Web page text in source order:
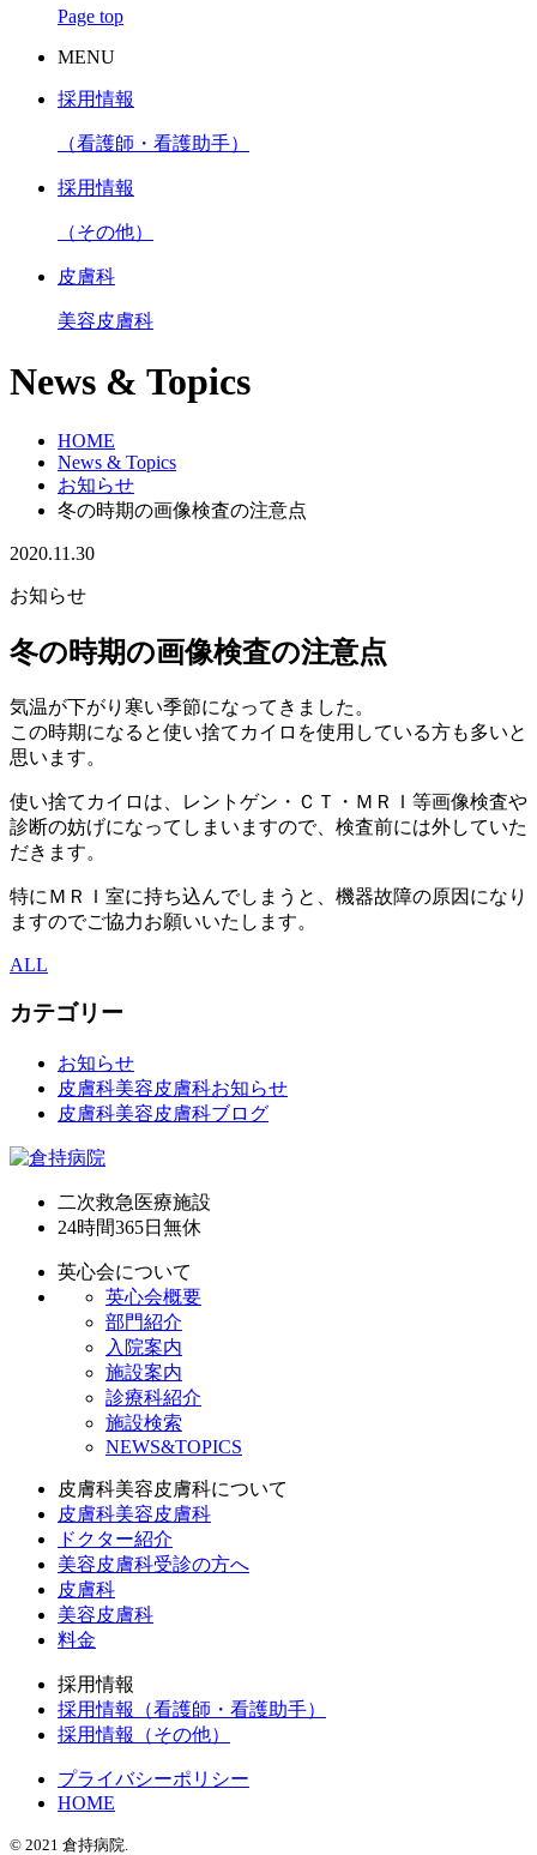
Page top
MENU
採用情報
（看護師・看護助手）
採用情報
（その他）
皮膚科
美容皮膚科
News & Topics
HOME
News & Topics
お知らせ
冬の時期の画像検査の注意点
2020.11.30
お知らせ
冬の時期の画像検査の注意点
気温が下がり寒い季節になってきました。
この時期になると使い捨てカイロを使用している方も多いと
思います。
使い捨てカイロは、レントゲン・ＣＴ・ＭＲＩ等画像検査や
診断の妨げになってしまいますので、検査前には外していた
だきます。
特にＭＲＩ室に持ち込んでしまうと、機器故障の原因になり
ますのでご協力お願いいたします。
ALL
カテゴリー
お知らせ
皮膚科美容皮膚科お知らせ
皮膚科美容皮膚科ブログ
二次救急医療施設
24時間365日 無休
英心会について
英心会概要
部門紹介
入院案内
施設案内
診療科紹介
施設検索
NEWS&TOPICS
皮膚科美容皮膚科について
皮膚科美容皮膚科
ドクター紹介
美容皮膚科受診の方へ
皮膚科
美容皮膚科
料金
採用情報
採用情報（看護師・看護助手）
採用情報（その他）
プライバシーポリシー
HOME
© 2021 倉持病院.